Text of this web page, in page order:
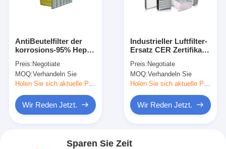
AntiBeutelfilter der
korrosions-95% Hepa,
Reinigungs-Raum
Preis: Negotiate
MOQ:Verhandeln Sie
Holen Sie sich aktuelle Preis
Wir Reden Jetzt.
Industrieller Luftfilter-
Ersatz CER Zertifikat-
Preis: Negotiate
MOQ:Verhandeln Sie
Holen Sie sich aktuelle Preis
Wir Reden Jetzt.
Sparen Sie Zeit